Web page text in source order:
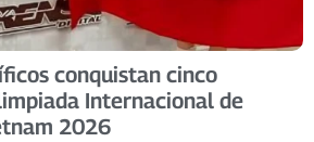
conquistan cinco
Internacional de
2026